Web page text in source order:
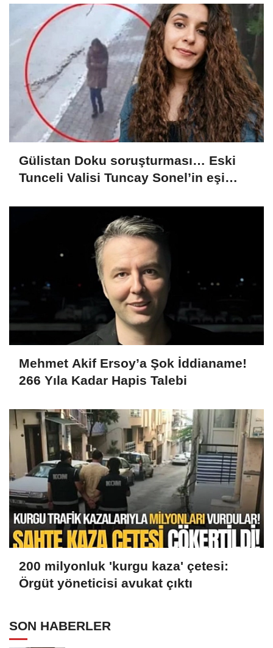
Gülistan Doku soruşturması… Eski
Tunceli Valisi Tuncay Sonel’in eşi
Mehmet Akif Ersoy’a Şok İddianame!
266 Yıla Kadar Hapis Talebi
200 milyonluk 'kurgu kaza' çetesi:
Örgüt yöneticisi avukat çıktı
SON HABERLER